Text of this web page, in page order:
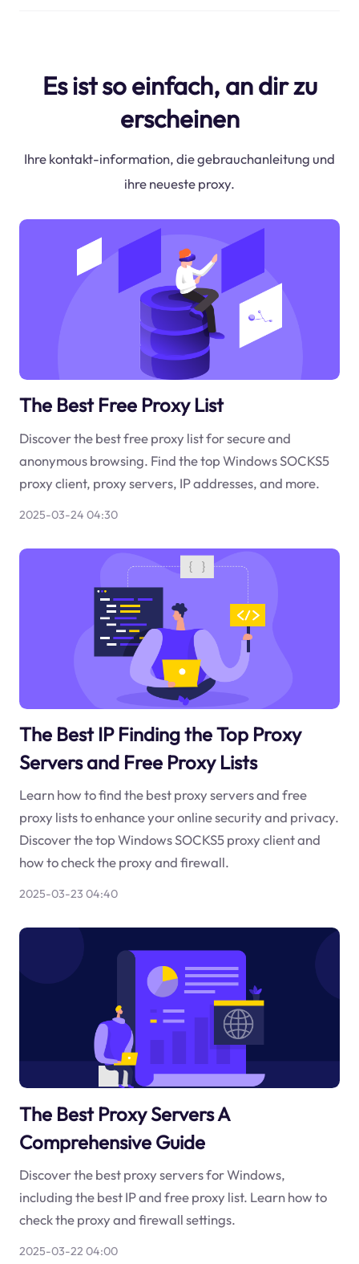
Es ist so einfach, an dir zu
erscheinen
Ihre kontakt-information, die gebrauchanleitung und
ihre neueste proxy.
The Best Free Proxy List
Discover the best free proxy list for secure and
anonymous browsing. Find the top Windows SOCKS5
proxy client, proxy servers, IP addresses, and more.
2025-03-24 04:30
The Best IP Finding the Top Proxy
Servers and Free Proxy Lists
Learn how to find the best proxy servers and free
proxy lists to enhance your online security and privacy.
Discover the top Windows SOCKS5 proxy client and
how to check the proxy and firewall.
2025-03-23 04:40
The Best Proxy Servers A
Comprehensive Guide
Discover the best proxy servers for Windows,
including the best IP and free proxy list. Learn how to
check the proxy and firewall settings.
2025-03-22 04:00